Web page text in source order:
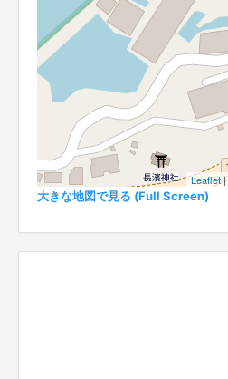
Leaflet|
大きな地図で見る (Full Screen)